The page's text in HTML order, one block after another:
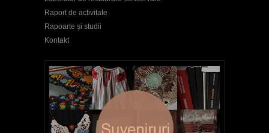
Raport de activitate
Rapoarte și studii
Kontakt